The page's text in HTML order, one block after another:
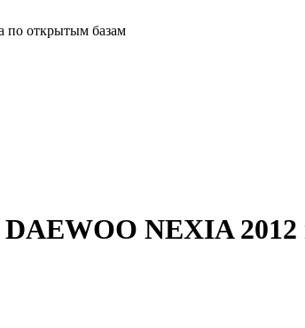
по открытым базам
NEXIA 2012